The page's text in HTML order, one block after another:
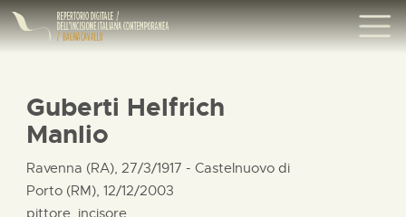
Guberti Helfrich
Manlio
Ravenna (RA), 27/3/1917 - Castelnuovo di
Porto (RM), 12/12/2003
pittore, incisore